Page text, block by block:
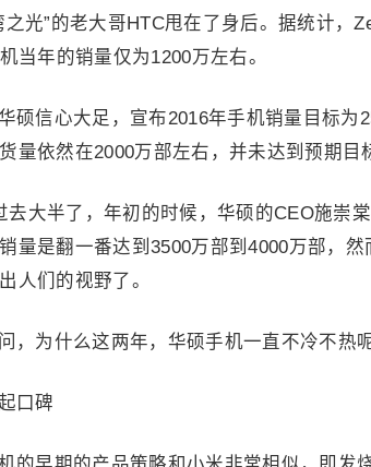
之光”的老大哥HTC甩在了身后。据统计，
当年的销量仅为1200万左右。
硕信心大足，宣布2016年手机销量目标为
量依然在2000万部左右，并未达到预期目
去大半了，年初的时候，华硕的CEO施崇
量是翻一番达到3500万部到4000万部，
人们的视野了。
，为什么这两年，华硕手机一直不冷不热
口碑